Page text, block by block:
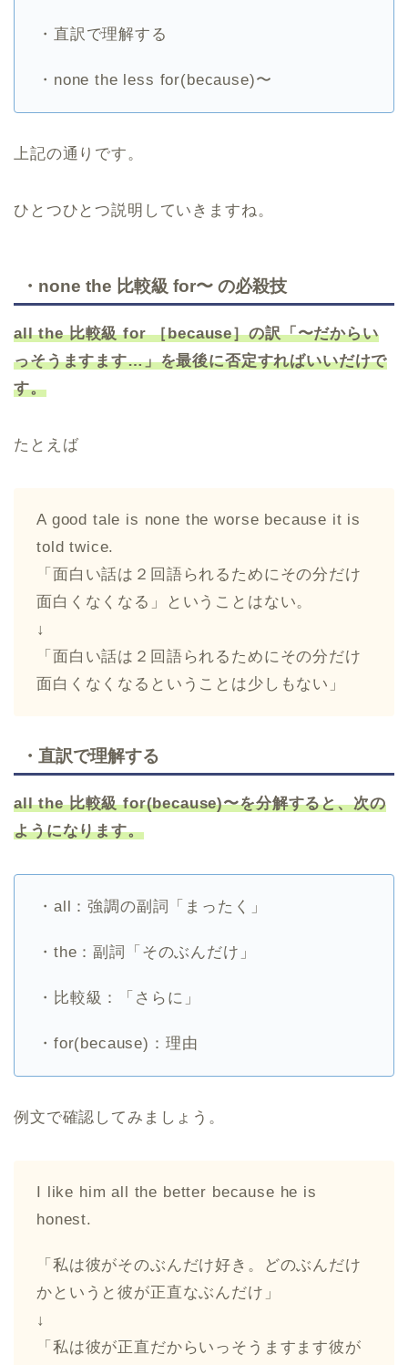
・直訳で理解する
・none the less for(because)〜
上記の通りです。
ひとつひとつ説明していきますね。
・none the 比較級 for〜 の必殺技
all the 比較級 for ［because］の訳「〜だからい
っそうますます…」を最後に否定すればいいだけで
す。
たとえば
A good tale is none the worse because it is
told twice.
「面白い話は２回語られるためにその分だけ
面白くなくなる」ということはない。
↓
「面白い話は２回語られるためにその分だけ
面白くなくなるということは少しもない」
・直訳で理解する
all the 比較級 for(because)〜を分解すると、次の
ようになります。
・all：強調の副詞「まったく」
・the：副詞「そのぶんだけ」
・比較級：「さらに」
・for(because)：理由
例文で確認してみましょう。
I like him all the better because he is
honest.
「私は彼がそのぶんだけ好き。どのぶんだけ
かというと彼が正直なぶんだけ」
↓
「私は彼が正直だからいっそうますます彼が